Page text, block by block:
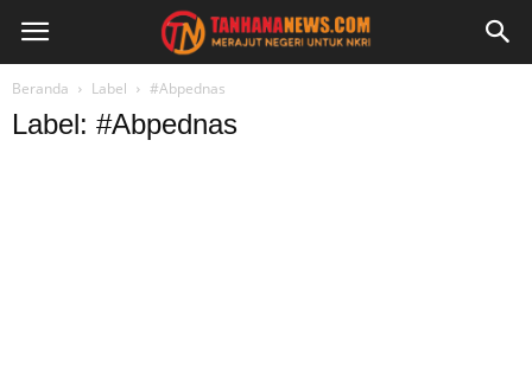
Beranda Label #Abpednas
Label: #Abpednas